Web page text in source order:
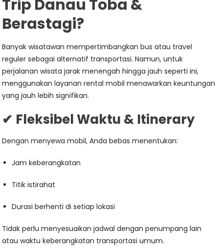
Trip Danau Toba &
Berastagi?
Banyak wisatawan mempertimbangkan bus atau travel
reguler sebagai alternatif transportasi. Namun, untuk
perjalanan wisata jarak menengah hingga jauh seperti ini,
menggunakan layanan rental mobil menawarkan keuntungan
yang jauh lebih signifikan.
✔ Fleksibel Waktu & Itinerary
Dengan menyewa mobil, Anda bebas menentukan:
Jam keberangkatan
Titik istirahat
Durasi berhenti di setiap lokasi
Tidak perlu menyesuaikan jadwal dengan penumpang lain
atau waktu keberangkatan transportasi umum.